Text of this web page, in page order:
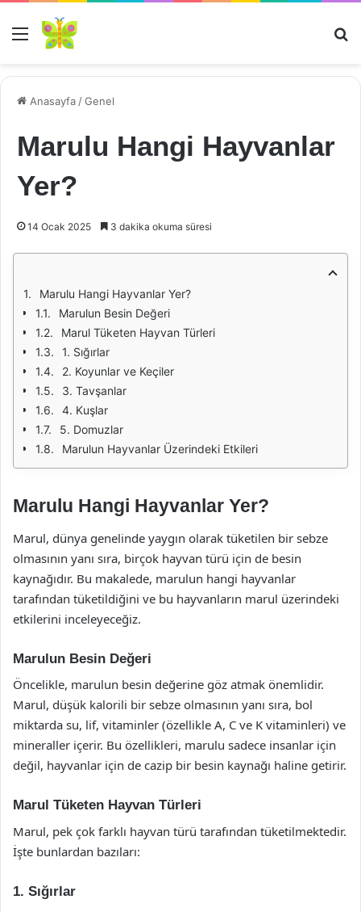
Menü
Anasayfa /Genel
Marulu Hangi Hayvanlar
Yer?
14 Ocak 2025 3 dakika okuma süresi
Marulu Hangi Hayvanlar Yer?
Marulun Besin Değeri
Marul Tüketen Hayvan Türleri
1. Sığırlar
2. Koyunlar ve Keçiler
3. Tavşanlar
4. Kuşlar
5. Domuzlar
Marulun Hayvanlar Üzerindeki Etkileri
Marulu Hangi Hayvanlar Yer?
Marul, dünya genelinde yaygın olarak tüketilen bir sebze
olmasının yanı sıra, birçok hayvan türü için de besin
kaynağıdır. Bu makalede, marulun hangi hayvanlar
tarafından tüketildiğini ve bu hayvanların marul üzerindeki
etkilerini inceleyeceğiz.
Marulun Besin Değeri
Öncelikle, marulun besin değerine göz atmak önemlidir.
Marul, düşük kalorili bir sebze olmasının yanı sıra, bol
miktarda su, lif, vitaminler (özellikle A, C ve K vitaminleri) ve
mineraller içerir. Bu özellikleri, marulu sadece insanlar için
değil, hayvanlar için de cazip bir besin kaynağı haline getirir.
Marul Tüketen Hayvan Türleri
Marul, pek çok farklı hayvan türü tarafından tüketilmektedir.
İşte bunlardan bazıları:
1. Sığırlar